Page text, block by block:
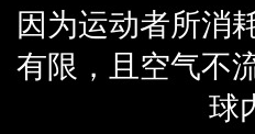
因为运动者所消
有限，且空气不
球